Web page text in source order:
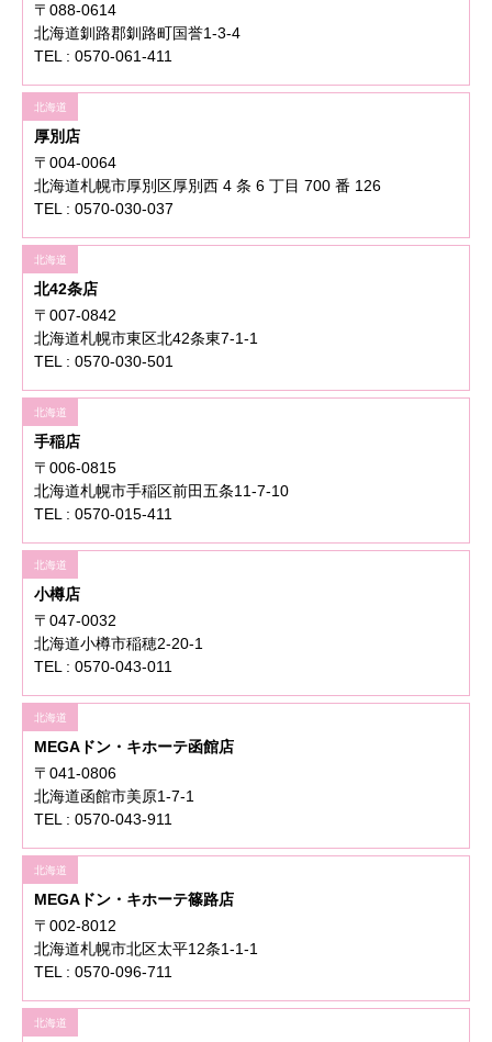
〒088-0614
北海道釧路郡釧路町国誉1-3-4
TEL : 0570-061-411
北海道
厚別店
〒004-0064
北海道札幌市厚別区厚別西 4 条 6 丁目 700 番 126
TEL : 0570-030-037
北海道
北42条店
〒007-0842
北海道札幌市東区北42条東7-1-1
TEL : 0570-030-501
北海道
手稲店
〒006-0815
北海道札幌市手稲区前田五条11-7-10
TEL : 0570-015-411
北海道
小樽店
〒047-0032
北海道小樽市稲穂2-20-1
TEL : 0570-043-011
北海道
MEGAドン・キホーテ函館店
〒041-0806
北海道函館市美原1-7-1
TEL : 0570-043-911
北海道
MEGAドン・キホーテ篠路店
〒002-8012
北海道札幌市北区太平12条1-1-1
TEL : 0570-096-711
北海道